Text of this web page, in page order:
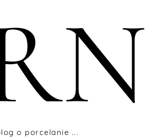
o porcelanie ...